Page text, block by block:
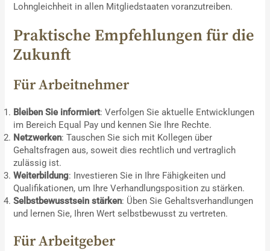
Lohngleichheit in allen Mitgliedstaaten voranzutreiben.
Praktische Empfehlungen für die
Zukunft
Für Arbeitnehmer
Bleiben Sie informiert: Verfolgen Sie aktuelle Entwicklungen
im Bereich Equal Pay und kennen Sie Ihre Rechte.
Netzwerken: Tauschen Sie sich mit Kollegen über
Gehaltsfragen aus, soweit dies rechtlich und vertraglich
zulässig ist.
Weiterbildung: Investieren Sie in Ihre Fähigkeiten und
Qualifikationen, um Ihre Verhandlungsposition zu stärken.
Selbstbewusstsein stärken: Üben Sie Gehaltsverhandlungen
und lernen Sie, Ihren Wert selbstbewusst zu vertreten.
Für Arbeitgeber